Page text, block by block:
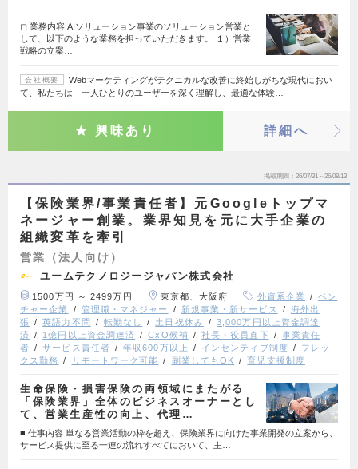
◻︎ 業務内容 AIソリューション事業のソリューション営業と
して、以下のような業務を担っていただきます。 １）営業
戦略の立案…
会社概要
Webマーケティングがテクニカルな改善に終始しがちな現代におい
て、私たちは「一人ひとりのユーザーを深く理解し、最適な体験…
興味あり 詳細へ
掲載期間 26/07/31～26/08/13
【保険業界/事業責任者】元Googleトップマ
ネージャー創業。業界知見を元に大手企業の
組織変革を牽引
営業（法人向け）
ユームテクノロジージャパン株式会社
1500万円 ～ 2499万円 東京都、大阪府 外資系企業
ベン
チャー企業
管理職・マネジャー 新規事業・新サービス
海外出
張
英語力不問 転勤なし 土日祝休み
3,000万円以上資金調達
済
1億円以上資金調達済 CxO候補 社長・役員直下
事業責任
者
サービス責任者 年収600万以上 インセンティブ制度
フレッ
クス勤務
リモートワーク可能 副業してもOK 育児支援制度
生命保険・損害保険の両領域にまたがる
「保険業界」全体のビジネスオーナーとし
て、営業生産性の向上、代理…
■ 仕事内容 単なる営業活動の枠を超え、保険業界に向けた事業開発の立案から、
サービス提供に至る一連の流れすべてにおいて、主…